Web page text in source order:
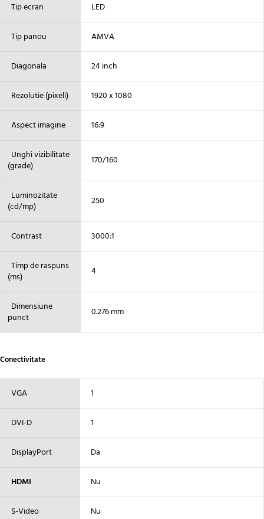
Tip ecran LED
Tip panou AMVA
Diagonala 24 inch
Rezolutie (pixeli) 1920 x 1080
Aspect imagine 16:9
Unghi vizibilitate
(grade)
170/160
Luminozitate
(cd/mp)
250
Contrast 3000:1
Timp de raspuns
(ms)
4
Dimensiune
punct
0.276 mm
Conectivitate
VGA 1
DVI-D 1
DisplayPort Da
HDMI Nu
S-Video Nu